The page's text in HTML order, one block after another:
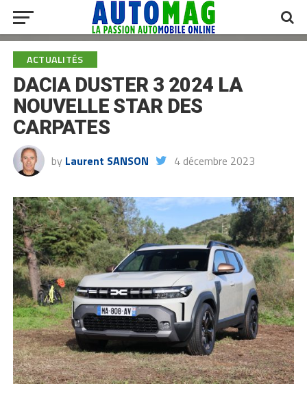
ACTUALITÉS
DACIA DUSTER 3 2024 LA
NOUVELLE STAR DES
CARPATES
by Laurent SANSON 4 décembre 2023